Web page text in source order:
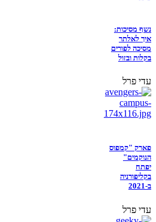
נשף מסיכות:
איך לאלתר
מסיכה לפורים
בקלות ובזול
עדי פרל
פארק "קמפוס
הנוקמים"
יפתח
בקליפורניה
ב-2021
עדי פרל